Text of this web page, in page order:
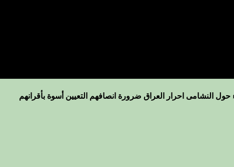
النشامى احرار العراق ضرورة انصافهم التعيين أسوة بأقرانهم